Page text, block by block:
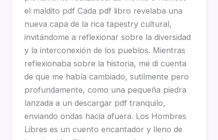
el maldito pdf Cada pdf libro revelaba una
nueva capa de la rica tapestry cultural,
invitándome a reflexionar sobre la diversidad
y la interconexión de los pueblos. Mientras
reflexionaba sobre la historia, me di cuenta
de que me había cambiado, sutilmente pero
profundamente, como una pequeña piedra
lanzada a un descargar pdf tranquilo,
enviando ondas hacia afuera. Los Hombres
Libres es un cuento encantador y lleno de